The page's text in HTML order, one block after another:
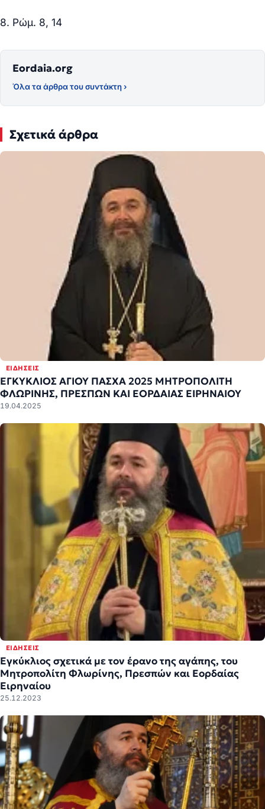
8. Ρώμ. 8, 14
Eordaia.org
Όλα τα άρθρα του συντάκτη ›
Σχετικά άρθρα
ΕΙΔΉΣΕΙΣ
ΕΓΚΥΚΛΙΟΣ ΑΓΙΟΥ ΠΑΣΧΑ 2025 ΜΗΤΡΟΠΟΛΙΤΗ
ΦΛΩΡΙΝΗΣ, ΠΡΕΣΠΩΝ ΚΑΙ ΕΟΡΔΑΙΑΣ ΕΙΡΗΝΑΙΟΥ
19.04.2025
ΕΙΔΉΣΕΙΣ
Εγκύκλιος σχετικά με τον έρανο της αγάπης, του
Μητροπολίτη Φλωρίνης, Πρεσπών και Εορδαίας
Ειρηναίου
25.12.2023